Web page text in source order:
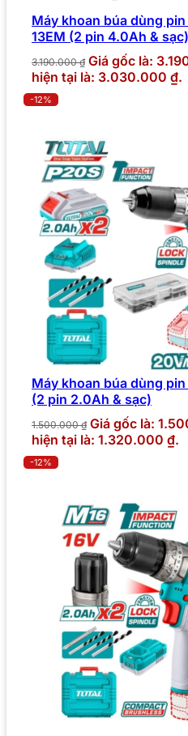
Máy khoan búa dùng
13EM (2 pin 4.0Ah & sạc)
3.190.000₫ Giá gốc là:
hiện tại là: 3.030.000 ₫.
-12%
Máy khoan búa dùng
(2 pin 2.0Ah & sạc)
1.500.000₫ Giá gốc là:
hiện tại là: 1.320.000 ₫.
-12%